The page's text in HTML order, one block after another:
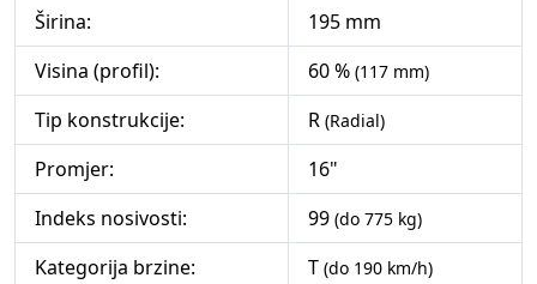
Širina:
195 mm
Visina (profil):
60 % (117 mm)
Tip konstrukcije: R (Radial)
Promjer:
16"
Indeks nosivosti:
99 (do 775 kg)
Kategorija brzine: T (do 190 km/h)